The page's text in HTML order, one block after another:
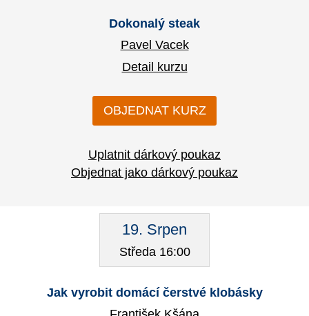
Dokonalý steak
Pavel Vacek
Detail kurzu
OBJEDNAT KURZ
Uplatnit dárkový poukaz
Objednat jako dárkový poukaz
19. Srpen
Středa 16:00
Jak vyrobit domácí čerstvé klobásky